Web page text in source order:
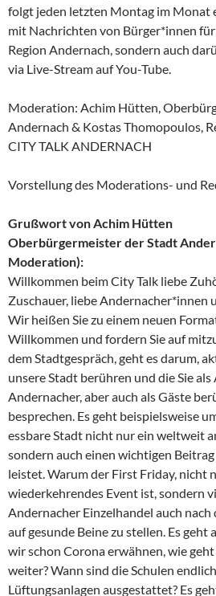
folgt jeden letzten Montag im Monat
mit Nachrichten von Bürger*innen
Region Andernach, sondern auch
via Live-Stream auf You-Tube.
Moderation: Achim Hütten,
Andernach & Kostas Thomopoulos,
CITY TALK ANDERNACH
Vorstellung des Moderations- und
Grußwort von Achim Hütten
Oberbürgermeister der Stadt
Moderation):
Willkommen beim City Talk liebe
Zuschauer, liebe Andernacher*innen
Wir heißen Sie zu einem neuen
Willkommen und fordern Sie auf
dem Stadtgespräch, geht es darum,
unsere Stadt berühren und die Sie
Andernacher, aber auch als Gäste
besprechen. Es geht beispielsweise
essbare Stadt nicht nur ein weltweit
sondern auch einen wichtigen
leistet. Warum der First Friday, nicht
wiederkehrendes Event ist, sondern
Andernacher Einzelhandel auch
auf gesunde Beine zu stellen. Es geht
wir schon Corona erwähnen, wie
weiter? Wann sind die Schulen
Lüftungsanlagen ausgestattet? Es